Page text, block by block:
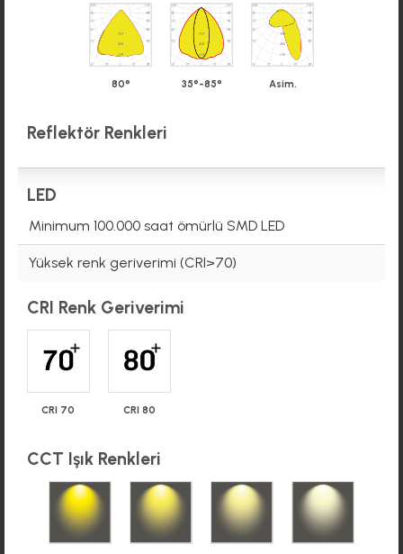
80° 35°-85° Asim.
Reflektör Renkleri
LED
Minimum 100.000 saat ömürlü SMD LED
Yüksek renk geriverimi (CRI>70)
CRI Renk Geriverimi
CRI 70 CRI 80
CCT Işık Renkleri